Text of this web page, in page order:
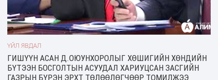
ҮЙЛ ЯВДАЛ
ГИШҮҮН АСАН Д.ОЮУНХОРОЛЫГ ХӨШИГИЙН ХӨНДИЙН
БҮТЭЭН БОСГОЛТЫН АСУУДАЛ ХАРИУЦСАН ЗАСГИЙН
ГАЗРЫН БҮРЭН ЭРХТ ТӨЛӨӨЛӨГЧӨӨР ТОМИЛЖЭЭ